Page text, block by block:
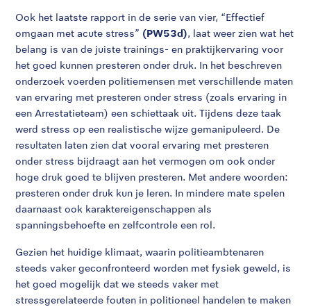
Ook het laatste rapport in de serie van vier, “Effectief
omgaan met acute stress” (PW53d), laat weer zien wat het
belang is van de juiste trainings- en praktijkervaring voor
het goed kunnen presteren onder druk. In het beschreven
onderzoek voerden politiemensen met verschillende maten
van ervaring met presteren onder stress (zoals ervaring in
een Arrestatieteam) een schiettaak uit. Tijdens deze taak
werd stress op een realistische wijze gemanipuleerd. De
resultaten laten zien dat vooral ervaring met presteren
onder stress bijdraagt aan het vermogen om ook onder
hoge druk goed te blijven presteren. Met andere woorden:
presteren onder druk kun je leren. In mindere mate spelen
daarnaast ook karaktereigenschappen als
spanningsbehoefte en zelfcontrole een rol.
Gezien het huidige klimaat, waarin politieambtenaren
steeds vaker geconfronteerd worden met fysiek geweld, is
het goed mogelijk dat we steeds vaker met
stressgerelateerde fouten in politioneel handelen te maken